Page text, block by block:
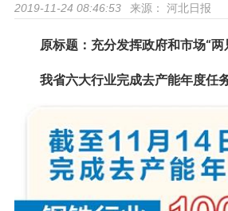
2019-11-24 08:46:53 来源： 河北日报
原标题：充分发挥政府和市场“两
我省六大行业完成去产能年度任